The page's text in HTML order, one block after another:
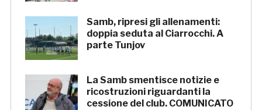
Samb, ripresi gli allenamenti:
doppia seduta al Ciarrocchi. A
parte Tunjov
La Samb smentisce notizie e
ricostruzioni riguardanti la
cessione del club. COMUNICATO